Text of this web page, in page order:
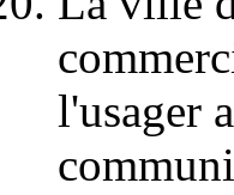
l'usager